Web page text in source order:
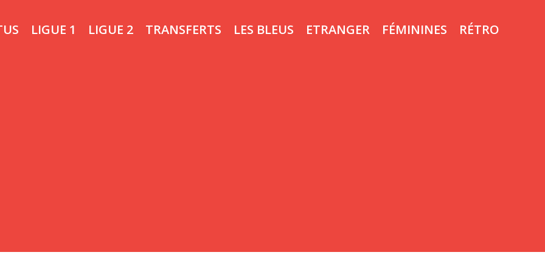
LIGUE 1 LIGUE 2 TRANSFERTS LES BLEUS ETRANGER FÉMININES RÉTRO